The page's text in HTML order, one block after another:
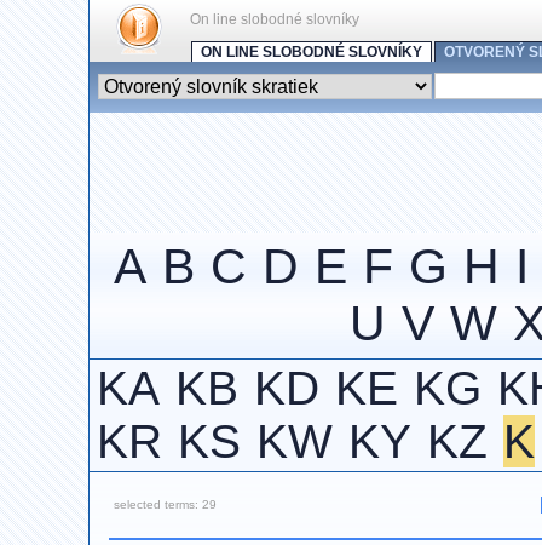
On line slobodné slovníky
ON LINE SLOBODNÉ SLOVNÍKY
OTVORENÝ
A B C D E F G H I
U V W
KA KB KD KE KG
KR KS KW KY KZ K
selected terms: 29